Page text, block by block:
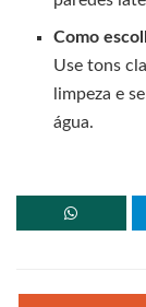
Como
Use tons
limpeza e
água.